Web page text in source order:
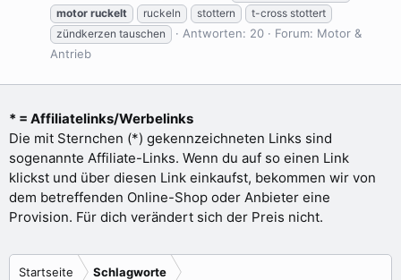
motor ruckelt ruckeln stottern
t-cross stottert
zündkerzen tauschen
Antworten: 20 Forum: Motor &
Antrieb
* = Affiliatelinks/Werbelinks
Die mit Sternchen (*) gekennzeichneten Links sind
sogenannte Affiliate-Links. Wenn du auf so einen Link
klickst und über diesen Link einkaufst, bekommen wir von
dem betreffenden Online-Shop oder Anbieter eine
Provision. Für dich verändert sich der Preis nicht.
Startseite Schlagworte